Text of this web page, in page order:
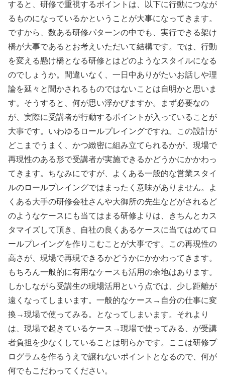
すると、研修で重視するポイントは、以下に行動につなが
るものになっているかということが大事になってきます。
ですから、数ある研修パターンの中でも、実行できる架け
橋が大事であるとお考えいただいて結構です。では、行動
を変える懸け橋となる研修とはどのようなスタイルになる
のでしょうか。間違いなく、一日中ありがたいお話しや理
論を延々と聞かされるものではないことは自明かと思いま
す。そうすると、何が思い浮かびますか。まず必要なの
が、実際に受講者が行動するポイントが入っていることが
大事です。いわゆるロールプレイングですね。この設計が
どこまでうまく、かつ緻密に組み立てられるかが、現場で
再現性のある形で受講者が実施できるかどうかにかかわっ
てきます。ちなみにですが、よくある一般的な営業スタイ
ルのロールプレイングではまったく意味がありません。よ
くある大手の研修会社さんや大御所の先生などがされるど
のようなケースにも当てはまる研修よりは、きちんとカス
タマイズして頂き、自社の良くあるケースに当てはめてロ
ールプレイングを作りこむことが大事です。この再現性の
高さが、現場で再現できるかどうかにかかわってきます。
もちろん一般的に有用なケースも活用の余地はあります。
しかしながら受講生の現場活用という点では、少し距離が
遠くなってしまいます。一般的なケース→自分の仕事に変
換→現場で使ってみる。となってしまいます。それより
は、現場で起きているケース→現場で使ってみる、が受講
者負担を少なくしていることは明らかです。ここは研修プ
ログラムを作るうえで譲れないポイントとなるので、何が
何でもこだわってください。